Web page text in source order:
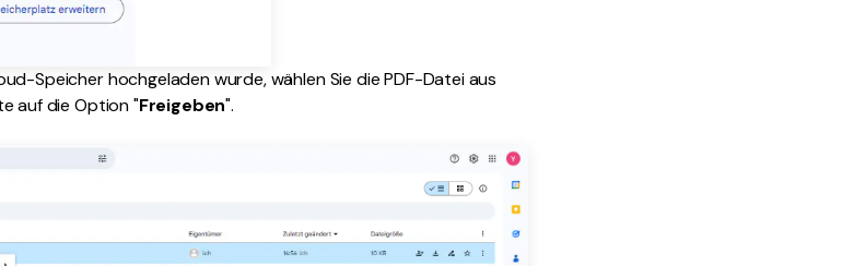
Speicher hochgeladen wurde, wählen Sie die PDF-Datei aus
auf die Option "Freigeben".